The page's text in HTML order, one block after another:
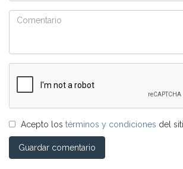
Acepto los términos y condiciones del
Guardar comentario